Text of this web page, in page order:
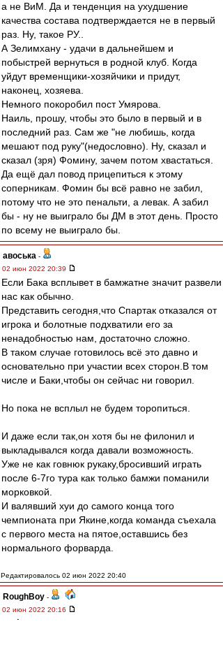
а не ВиМ. Да и тенденция на ухудшение
качества состава подтверждается не в первый
раз. Ну, такое РУ..
А Зелимхану - удачи в дальнейшем и
побыстрей вернуться в родной клуб. Когда
уйдут временщики-хозяйчики и придут,
наконец, хозяева.
Немного покоробил пост Умярова.
Наиль, прошу, чтобы это было в первый и в
последний раз. Сам же "не любишь, когда
мешают под руку"(недословно). Ну, сказал и
сказал (зря) Фомину, зачем потом хвастаться.
Да ещё дал повод прицепиться к этому
соперникам. Фомин бы всё равно не забил,
потому что не это пенальти, а левак. А забил
бы - ну не выиграло бы ДМ в этот день. Просто
по всему не выиграло бы.
авоська -
02 июн 2022 20:39
Если Бака всплывет в бамжатне значит развели
нас как обычно.
Представить сегодня,что Спартак отказался от
игрока и болотные подхватили его за
ненадобностью нам, достаточно сложно.
В таком случае готовилось всё это давно и
основательно при участии всех сторон.В том
числе и Баки,чтобы он сейчас ни говорил.
Но пока не всплыл не будем торопиться.
И даже если так,он хотя бы не филонил и
выкладывался когда давали возможность.
Уже не как говнюк рукаку,бросивший играть
после 6-7го тура как только бамжи поманили
морковкой.
И валявший хуи до самого конца того
чемпионата при Якине,когда команда съехала
с первого места на пятое,оставшись без
нормального форварда.
Редактировалось 02 июн 2022 20:40
RoughBoy -
02 июн 2022 20:16
Σπάρτακος